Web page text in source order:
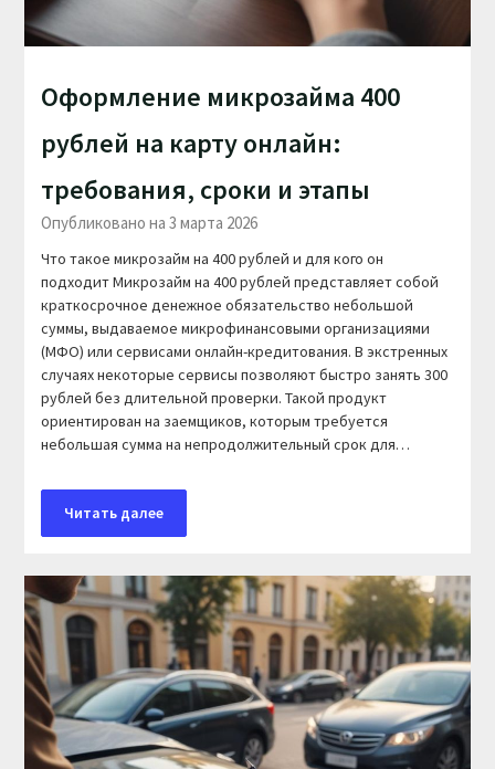
Оформление микрозайма 400
рублей на карту онлайн:
требования, сроки и этапы
Опубликовано на 3 марта 2026
Что такое микрозайм на 400 рублей и для кого он
подходит Микрозайм на 400 рублей представляет собой
краткосрочное денежное обязательство небольшой
суммы, выдаваемое микрофинансовыми организациями
(МФО) или сервисами онлайн-кредитования. В экстренных
случаях некоторые сервисы позволяют быстро занять 300
рублей без длительной проверки. Такой продукт
ориентирован на заемщиков, которым требуется
небольшая сумма на непродолжительный срок для…
Читать далее